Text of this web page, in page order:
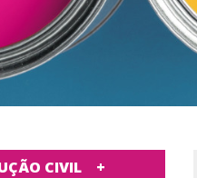
CIVIL